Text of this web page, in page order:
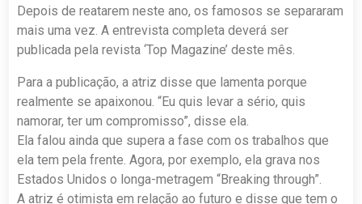
Depois de reatarem neste ano, os famosos se separaram
mais uma vez. A entrevista completa deverá ser
publicada pela revista ‘Top Magazine’ deste mês.
Para a publicação, a atriz disse que lamenta porque
realmente se apaixonou. “Eu quis levar a sério, quis
namorar, ter um compromisso”, disse ela.
Ela falou ainda que supera a fase com os trabalhos que
ela tem pela frente. Agora, por exemplo, ela grava nos
Estados Unidos o longa-metragem “Breaking through”.
A atriz é otimista em relação ao futuro e disse que tem o